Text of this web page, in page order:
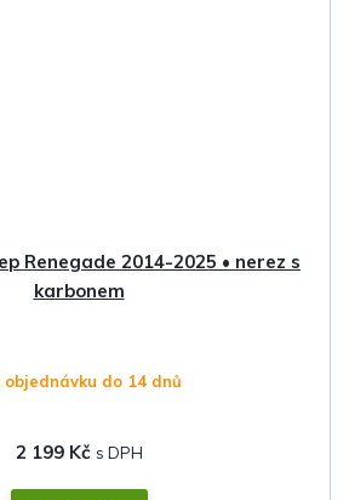
Renegade 2014-2025 • nerez s
karbonem
objednávku do 14 dnů
2 199 Kč